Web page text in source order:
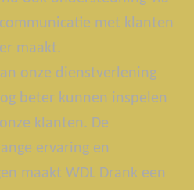
met klanten
maakt.
onze dienstverlening
beter kunnen inspelen
klanten. De
ervaring en
maakt WDL Drank een